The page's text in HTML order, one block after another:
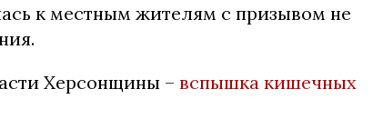
к местным жителям с призывом не
Херсонщины – вспышка кишечных